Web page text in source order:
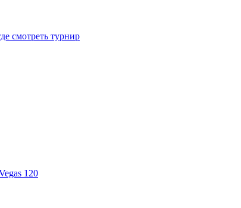
смотреть турнир
120